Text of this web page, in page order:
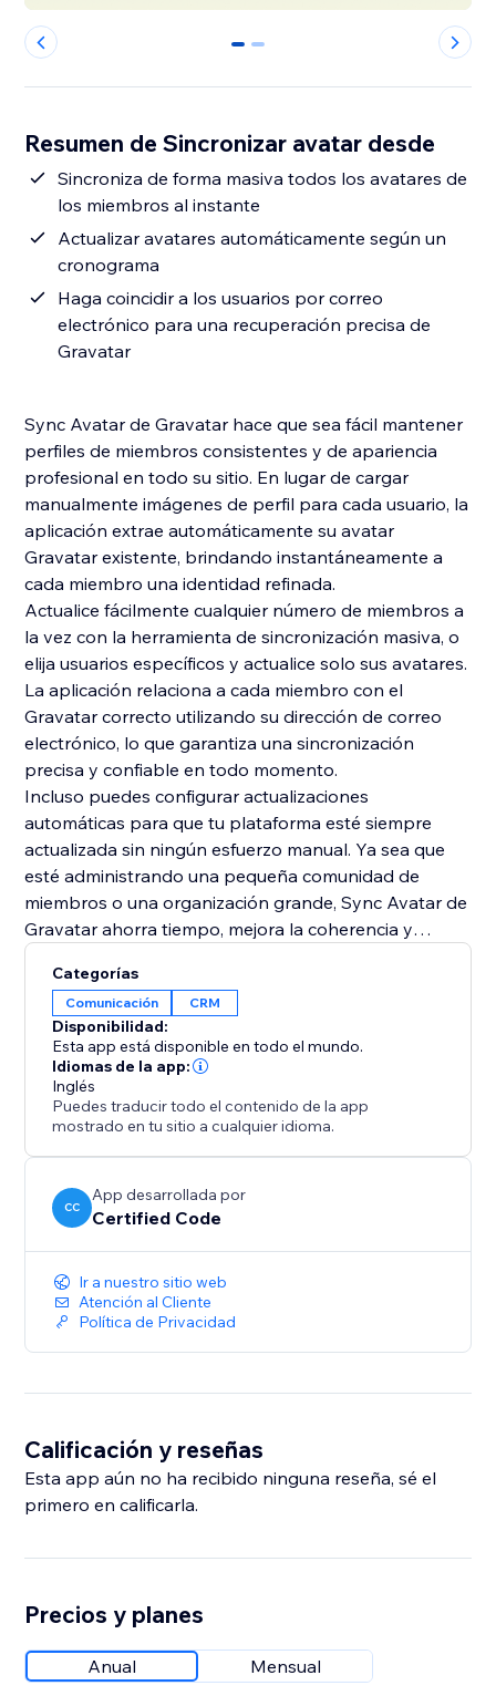
0 1
Resumen de Sincronizar avatar desde
Sincroniza de forma masiva todos los avatares de
los miembros al instante
Actualizar avatares automáticamente según un
cronograma
Haga coincidir a los usuarios por correo
electrónico para una recuperación precisa de
Gravatar
Sync Avatar de Gravatar hace que sea fácil mantener
perfiles de miembros consistentes y de apariencia
profesional en todo su sitio. En lugar de cargar
manualmente imágenes de perfil para cada usuario, la
aplicación extrae automáticamente su avatar
Gravatar existente, brindando instantáneamente a
cada miembro una identidad refinada.
Actualice fácilmente cualquier número de miembros a
la vez con la herramienta de sincronización masiva, o
elija usuarios específicos y actualice solo sus avatares.
La aplicación relaciona a cada miembro con el
Gravatar correcto utilizando su dirección de correo
electrónico, lo que garantiza una sincronización
precisa y confiable en todo momento.
Incluso puedes configurar actualizaciones
automáticas para que tu plataforma esté siempre
actualizada sin ningún esfuerzo manual. Ya sea que
esté administrando una pequeña comunidad de
miembros o una organización grande, Sync Avatar de
Gravatar ahorra tiempo, mejora la coherencia y
usuarios.
Perfecto para comunidades, directorios, membresías
pagas, cursos en línea y cualquier sitio donde la
identidad de los miembros sea importante.
Categorías
Comunicación CRM
Disponibilidad:
Esta app está disponible en todo el mundo.
Idiomas de la app:
Inglés
Puedes traducir todo el contenido de la app
mostrado en tu sitio a cualquier idioma.
CC
App desarrollada por
Certified Code
Ir a nuestro sitio web
Atención al Cliente
Política de Privacidad
Calificación y reseñas
Esta app aún no ha recibido ninguna reseña, sé el
primero en calificarla.
Precios y planes
Anual Mensual